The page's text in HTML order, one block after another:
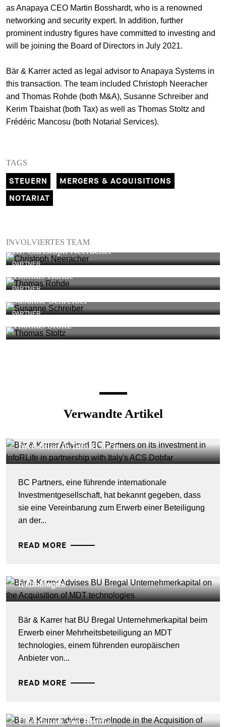
as Anapaya CEO Martin Bosshardt, who is a renowned
networking and security expert. In addition, further
prominent industry figures have committed to investing and
will be joining the Board of Directors in July 2021.
Bär & Karrer acted as legal advisor to Anapaya Systems in
this transaction. The team included Christoph Neeracher
and Thomas Rohde (both M&A), Susanne Schreiber and
Kerim Tbaishat (both Tax) as well as Thomas Stoltz and
Frédéric Mancosu (both Notarial Services).
TAGS
STEUERN
MERGERS & ACQUISITIONS
NOTARIAT
INVOLVIERTES TEAM
PARTNER
Dr. Christoph Neeracher
PARTNER
Thomas Rohde
PARTNER
Susanne Schreiber
PARTNER
Thomas Stoltz
Verwandte Artikel
Investition in InfoRLife in...
BC Partners, eine führende internationale
Investmentgesellschaft, hat bekannt gegeben, dass
sie eine Vereinbarung zum Erwerb einer Beteiligung
an der...
READ MORE
DEALS & CASES - 28. JULI 2026
technologies
Bär & Karrer hat BU Bregal Unternehmerkapital beim
Erwerb einer Mehrheitsbeteiligung an MDT
technologies, einem führenden europäischen
Anbieter von...
READ MORE
Übernahme von Rentlio